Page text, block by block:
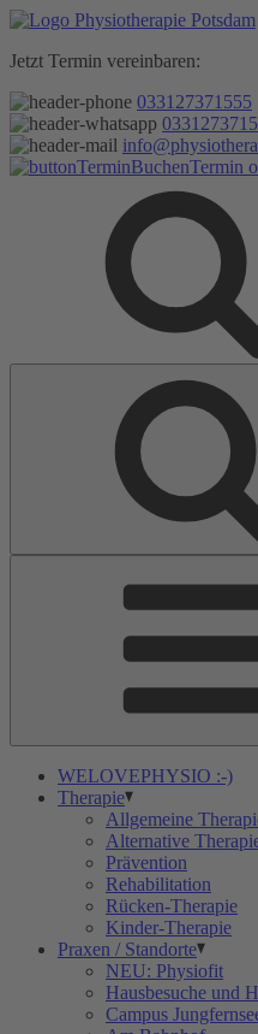
Zum
springen
Jetzt Termin vereinbaren:
033127371555
Termin
WELOVEPHYSIO :-)
Therapie
Allgemeine
Alternative
Prävention
Rehabilitation
Rücken-Therapie
Kinder-Therapie
Praxen / Standorte
NEU: Physiofit
Hausbesuche und
Campus